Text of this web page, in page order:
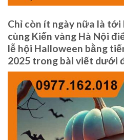
Chỉ còn ít ngày nữa là
cùng Kiến vàng Hà Nội
lễ hội Halloween bằng
2025 trong bài viết dưới